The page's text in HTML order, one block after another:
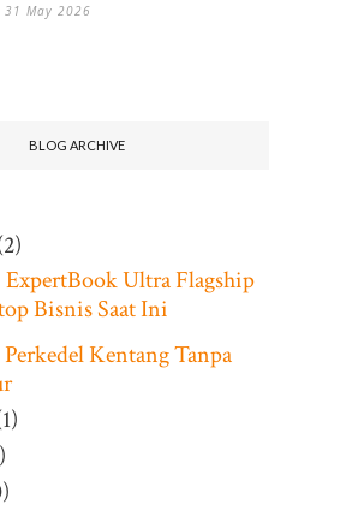
31 May 2026
BLOG ARCHIVE
ExpertBook Ultra Flagship
Bisnis Saat Ini
Perkedel Kentang Tanpa